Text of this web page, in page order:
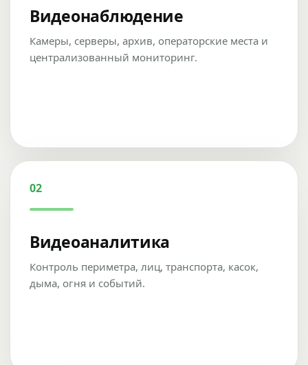
Видеонаблюдение
Камеры, серверы, архив, операторские места и
централизованный мониторинг.
02
Видеоаналитика
Контроль периметра, лиц, транспорта, касок,
дыма, огня и событий.